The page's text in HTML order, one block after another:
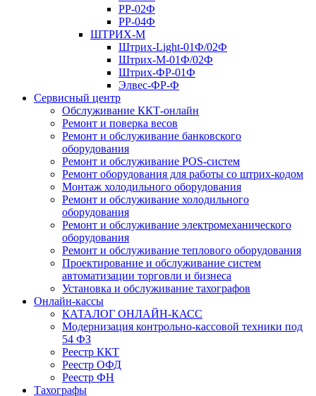
РР-02Ф
РР-04Ф
ШТРИХ-М
Штрих-Light-01Ф/02Ф
Штрих-М-01Ф/02Ф
Штрих-ФР-01Ф
Элвес-ФР-Ф
Сервисный центр
Обслуживание ККТ-онлайн
Ремонт и поверка весов
Ремонт и обслуживание банковского
оборудования
Ремонт и обслуживание POS-систем
Ремонт оборудования для работы со штрих-кодом
Монтаж холодильного оборудования
Ремонт и обслуживание холодильного
оборудования
Ремонт и обслуживание электромеханического
оборудования
Ремонт и обслуживание теплового оборудования
Проектирование и обслуживание систем
автоматизации торговли и бизнеса
Установка и обслуживание тахографов
Онлайн-кассы
КАТАЛОГ ОНЛАЙН-КАСС
Модернизация контрольно-кассовой техники под
54 ФЗ
Реестр ККТ
Реестр ОФД
Реестр ФН
Тахографы